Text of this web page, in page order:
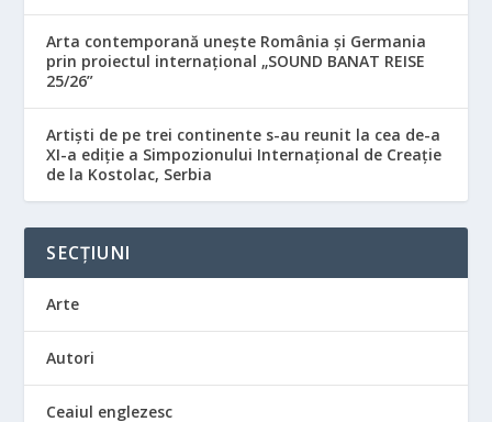
Arta contemporană unește România și Germania
prin proiectul internațional „SOUND BANAT REISE
25/26”
Artiști de pe trei continente s-au reunit la cea de-a
XI-a ediție a Simpozionului Internațional de Creație
de la Kostolac, Serbia
SECȚIUNI
Arte
Autori
Ceaiul englezesc